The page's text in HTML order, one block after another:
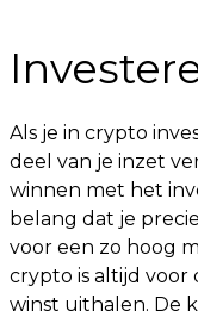
Als je in crypto
deel van je inzet
winnen met het
belang dat je
voor een zo hoog
crypto is altijd voor
winst uithalen. De